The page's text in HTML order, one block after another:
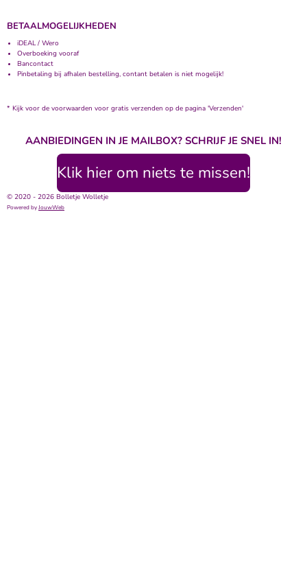
BETAALMOGELIJKHEDEN
iDEAL / Wero
Overboeking vooraf
Bancontact
Pinbetaling bij afhalen bestelling, contant betalen is niet mogelijk!
* Kijk voor de voorwaarden voor gratis verzenden op de pagina 'Verzenden'
AANBIEDINGEN IN JE MAILBOX? SCHRIJF JE SNEL IN!
Klik hier om niets te missen!
© 2020 - 2026 Bolletje Wolletje
Powered byJouwWeb